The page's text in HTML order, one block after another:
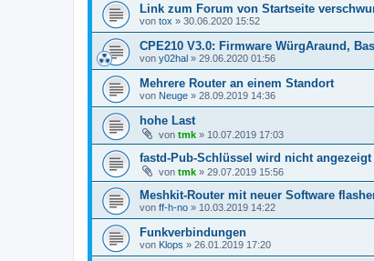
Link zum Forum von Startseite
von tox » 30.06.2020 15:52
CPE210 V3.0: Firmware WürgAraund,
von y02hal » 29.06.2020 01:56
Mehrere Router an einem Standort
von Neuge » 28.09.2019 14:36
hohe Last
von tmk » 10.07.2019 17:03
fastd-Pub-Schlüssel wird nicht
von tmk » 29.07.2019 15:56
Meshkit-Router mit neuer Software
von ff-h-no » 10.03.2019 14:22
Funkverbindungen
von Klops » 26.01.2019 17:20